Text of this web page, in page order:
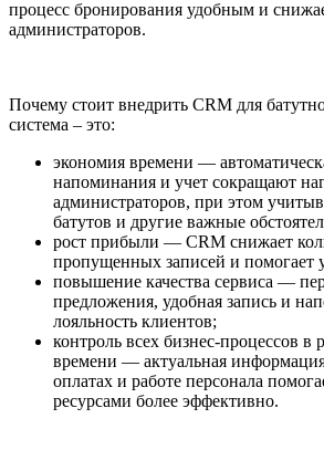
процесс бронирования удобным и
администраторов.
Почему стоит внедрить CRM для
система – это:
экономия времени —
напоминания и учет сокращают
администраторов, при этом
батутов и другие важные
рост прибыли — CRM снижает
пропущенных записей и помогает
повышение качества сервиса —
предложения, удобная запись и
лояльность клиентов;
контроль всех бизнес-процессов в
времени — актуальная
оплатах и работе персонала
ресурсами более эффективно.